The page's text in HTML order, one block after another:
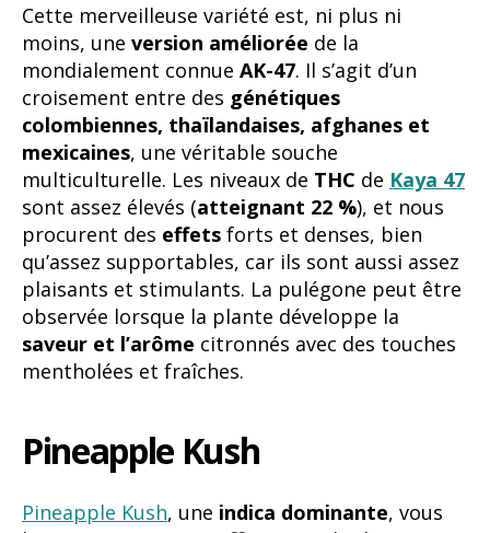
Cette merveilleuse variété est, ni plus ni
moins, une version améliorée de la
mondialement connue AK-47. Il s’agit d’un
croisement entre des génétiques
colombiennes, thaïlandaises, afghanes et
mexicaines, une véritable souche
multiculturelle. Les niveaux de THC de Kaya 47
sont assez élevés (atteignant 22 %), et nous
procurent des effets forts et denses, bien
qu’assez supportables, car ils sont aussi assez
plaisants et stimulants. La pulégone peut être
observée lorsque la plante développe la
saveur et l’arôme citronnés avec des touches
mentholées et fraîches.
Pineapple Kush
Pineapple Kush, une indica dominante, vous